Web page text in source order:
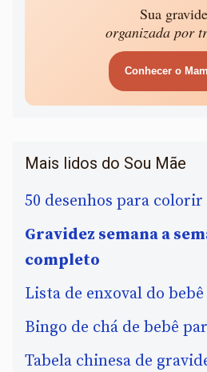
Sua
organizada por
Conhecer o
Mais lidos do Sou Mãe
50 desenhos para
Gravidez semana a
completo
Lista de enxoval do bebê
Bingo de chá de bebê
Tabela chinesa de